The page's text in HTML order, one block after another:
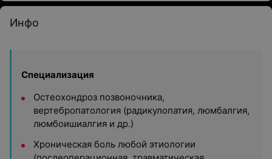
Инфо
Специализация
Остеохондроз позвоночника,
вертебропатология (радикулопатия, люмбалгия,
люмбоишиалгия и др.)
Хроническая боль любой этиологии